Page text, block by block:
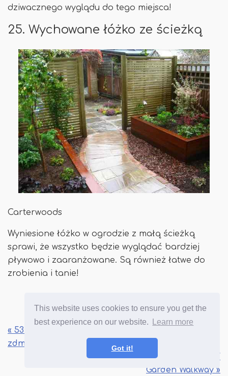
This website uses cookies to ensure you get the
best experience on our website.
Learn more
Got it!
dziwacznego wyglądu do tego miejsca!
25. Wychowane łóżko ze ścieżką
Carterwoods
Wyniesione łóżko w ogrodzie z małą ścieżką
sprawi, że wszystko będzie wyglądać bardziej
pływowo i zaaranżowane. Są również łatwe do
zrobienia i tanie!
« 53 Pomysły na terrarium DIY, które
zdmuchną ci umysł!
50 Niesamowitych pomysłów na ogród DIY
Garden Walkway »